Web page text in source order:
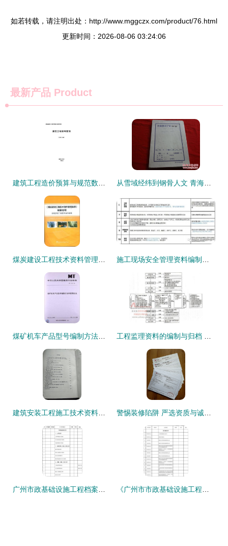
如若转载，请注明出处：http://www.mggczx.com/product/76.html
更新时间：2026-08-06 03:24:06
最新产品 Product